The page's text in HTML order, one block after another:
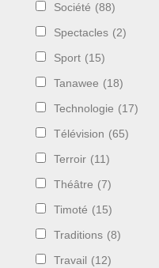
Société (88)
Spectacles (2)
Sport (15)
Tanawee (18)
Technologie (17)
Télévision (65)
Terroir (11)
Théâtre (7)
Timoté (15)
Traditions (8)
Travail (12)